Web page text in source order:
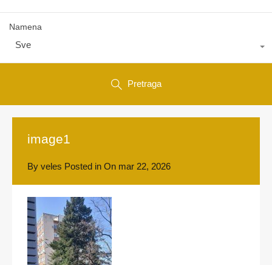
Namena
Sve
Pretraga
image1
By veles Posted in On mar 22, 2026